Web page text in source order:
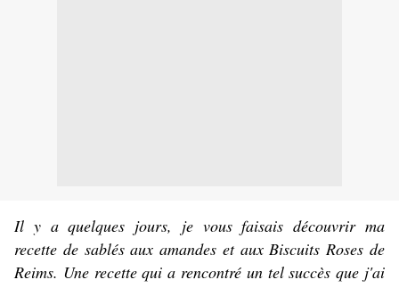
Il y a quelques jours, je vous faisais découvrir ma
recette de sablés aux amandes et aux Biscuits Roses de
Reims. Une recette qui a rencontré un tel succès que j'ai